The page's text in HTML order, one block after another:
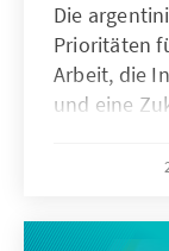
Die
Prioritäten
Arbeit, die
und eine
Dekaden
sie vom